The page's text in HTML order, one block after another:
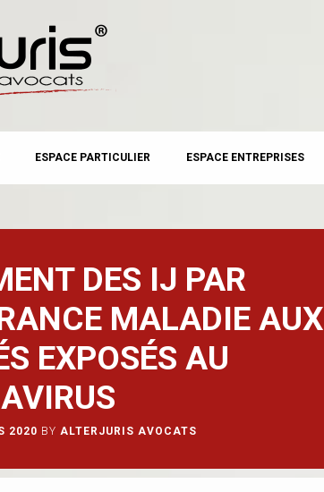
ESPACE PARTICULIER ESPACE ENTREPRISES
DES IJ PAR
MALADIE AUX
EXPOSÉS AU
2020 BY ALTERJURIS AVOCATS